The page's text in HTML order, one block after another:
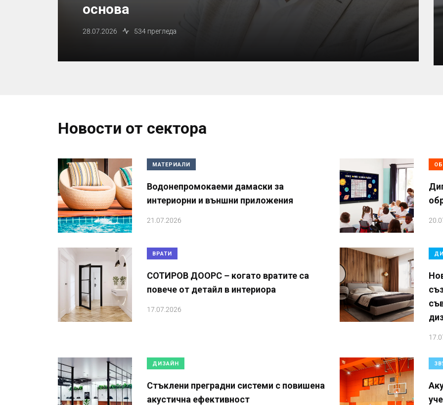
основа
28.07.2026 534 прегледа
Новости от сектора
МАТЕРИАЛИ
Водонепромокаеми дамаски за
интериорни и външни приложения
21.07.2026
ВРАТИ
СОТИРОВ ДООРС – когато вратите са
повече от детайл в интериора
17.07.2026
ДИЗАЙН
Стъклени преградни системи с повишена
акустична ефективност